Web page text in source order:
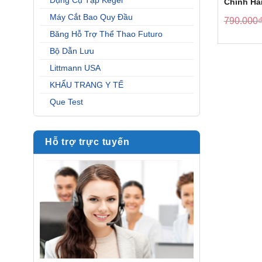
Máy Cắt Bao Quy Đầu
Băng Hỗ Trợ Thể Thao Futuro
Bộ Dẫn Lưu
Littmann USA
KHẨU TRANG Y TẾ
Que Test
Hỗ trợ trực tuyến
790.000₫